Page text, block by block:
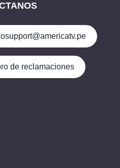
de reclamaciones